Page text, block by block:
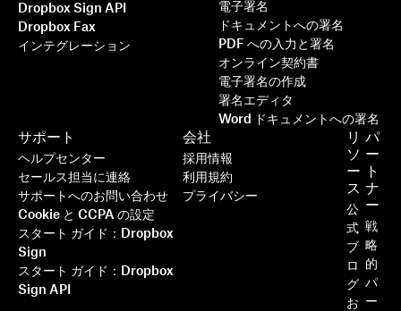
Dropbox Sign API
Dropbox Fax
インテグレーション
電子署名
ドキュメントへの署名
PDF への入力と署名
オンライン契約書
電子署名の作成
署名エディタ
Word ドキュメントへの署名
サポート
ヘルプセンター
セールス担当に連絡
サポートへのお問い合わせ
Cookie と CCPA の設定
スタート ガイド：Dropbox
Sign
スタート ガイド：Dropbox
Sign API
リ
ソ
ー
ス
公
式
ブ
ロ
グ
お
パ
ー
ト
ナ
ー
戦
略
的
パ
ー
会社
採用情報
利用規約
プライバシー